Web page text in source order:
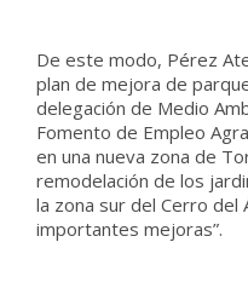
De este modo, Pérez
plan de mejora de
delegación de Medio
Fomento de Empleo
en una nueva zona de
remodelación de los
la zona sur del Cerro del
importantes mejoras”.